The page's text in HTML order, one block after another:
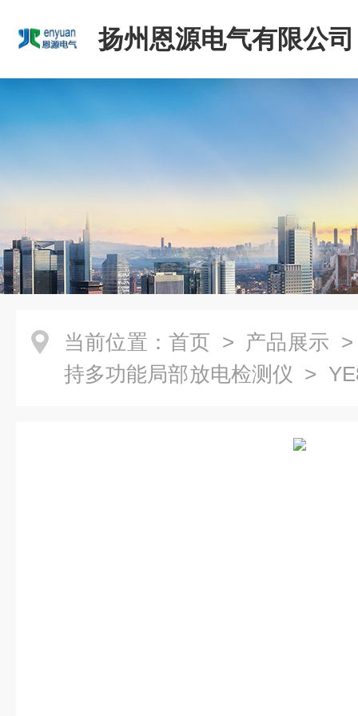
扬州恩源电气有限公司
当前位置： 首页 > 产品展示
持多功能局部放电检测仪 >